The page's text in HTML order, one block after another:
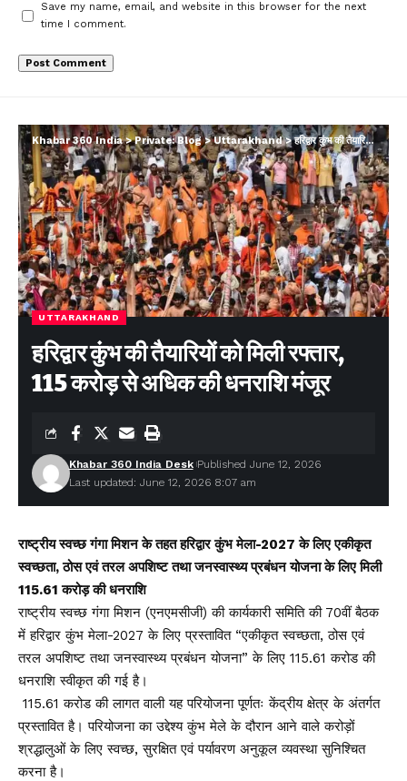
Save my name, email, and website in this browser for the next
time I comment.
Khabar 360 India>Private: Blog>Uttarakhand>हरिद्वार कुंभ की तैयारियों को मिली रफ्तार, 115 करोड़ से अधिक की धनराशि मंजूर
UTTARAKHAND
हरिद्वार कुंभ की तैयारियों को मिली रफ्तार,
115 करोड़ से अधिक की धनराशि मंजूर
Last updated: June 12, 2026 8:07 am
Khabar 360 India Desk Published June 12, 2026
राष्ट्रीय स्वच्छ गंगा मिशन के तहत हरिद्वार कुंभ मेला-2027 के लिए एकीकृत
स्वच्छता, ठोस एवं तरल अपशिष्ट तथा जनस्वास्थ्य प्रबंधन योजना के लिए मिली
115.61 करोड़ की धनराशि
राष्ट्रीय स्वच्छ गंगा मिशन (एनएमसीजी) की कार्यकारी समिति की 70वीं बैठक
में हरिद्वार कुंभ मेला-2027 के लिए प्रस्तावित “एकीकृत स्वच्छता, ठोस एवं
तरल अपशिष्ट तथा जनस्वास्थ्य प्रबंधन योजना” के लिए 115.61 करोड की
धनराशि स्वीकृत की गई है।
₹ 115.61 करोड की लागत वाली यह परियोजना पूर्णतः केंद्रीय क्षेत्र के अंतर्गत
प्रस्तावित है। परियोजना का उद्देश्य कुंभ मेले के दौरान आने वाले करोड़ों
श्रद्धालुओं के लिए स्वच्छ, सुरक्षित एवं पर्यावरण अनुकूल व्यवस्था सुनिश्चित
करना है।